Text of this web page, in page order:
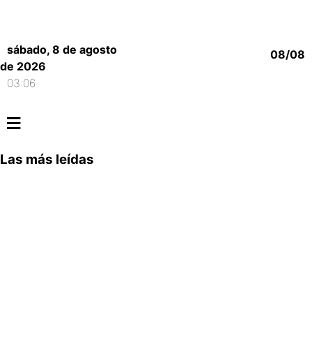
sábado, 8 de agosto
de 2026
03:06
08/08
≡
Las más leídas